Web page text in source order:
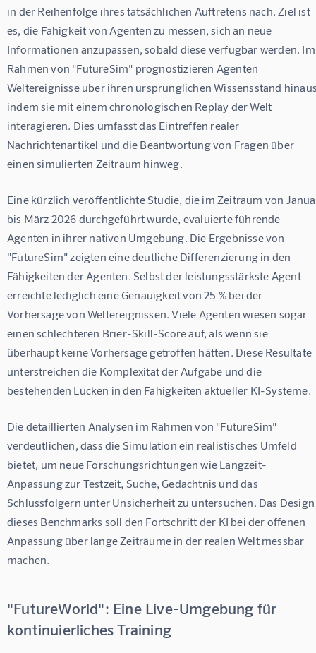
in der Reihenfolge ihres tatsächlichen Auftretens nach. Ziel ist
es, die Fähigkeit von Agenten zu messen, sich an neue
Informationen anzupassen, sobald diese verfügbar werden.
Rahmen von "FutureSim" prognostizieren Agenten
Weltereignisse über ihren ursprünglichen Wissensstand
indem sie mit einem chronologischen Replay der Welt
interagieren. Dies umfasst das Eintreffen realer
Nachrichtenartikel und die Beantwortung von Fragen über
einen simulierten Zeitraum hinweg.
Eine kürzlich veröffentlichte Studie, die im Zeitraum von
bis März 2026 durchgeführt wurde, evaluierte führende
Agenten in ihrer nativen Umgebung. Die Ergebnisse von
"FutureSim" zeigten eine deutliche Differenzierung in den
Fähigkeiten der Agenten. Selbst der leistungsstärkste Agent
erreichte lediglich eine Genauigkeit von 25 % bei der
Vorhersage von Weltereignissen. Viele Agenten wiesen sogar
einen schlechteren Brier-Skill-Score auf, als wenn sie
überhaupt keine Vorhersage getroffen hätten. Diese Resultate
unterstreichen die Komplexität der Aufgabe und die
bestehenden Lücken in den Fähigkeiten aktueller KI-Systeme.
Die detaillierten Analysen im Rahmen von "FutureSim"
verdeutlichen, dass die Simulation ein realistisches Umfeld
bietet, um neue Forschungsrichtungen wie Langzeit-
Anpassung zur Testzeit, Suche, Gedächtnis und das
Schlussfolgern unter Unsicherheit zu untersuchen. Das
dieses Benchmarks soll den Fortschritt der KI bei der offenen
Anpassung über lange Zeiträume in der realen Welt messbar
machen.
"FutureWorld": Eine Live-Umgebung für
kontinuierliches Training